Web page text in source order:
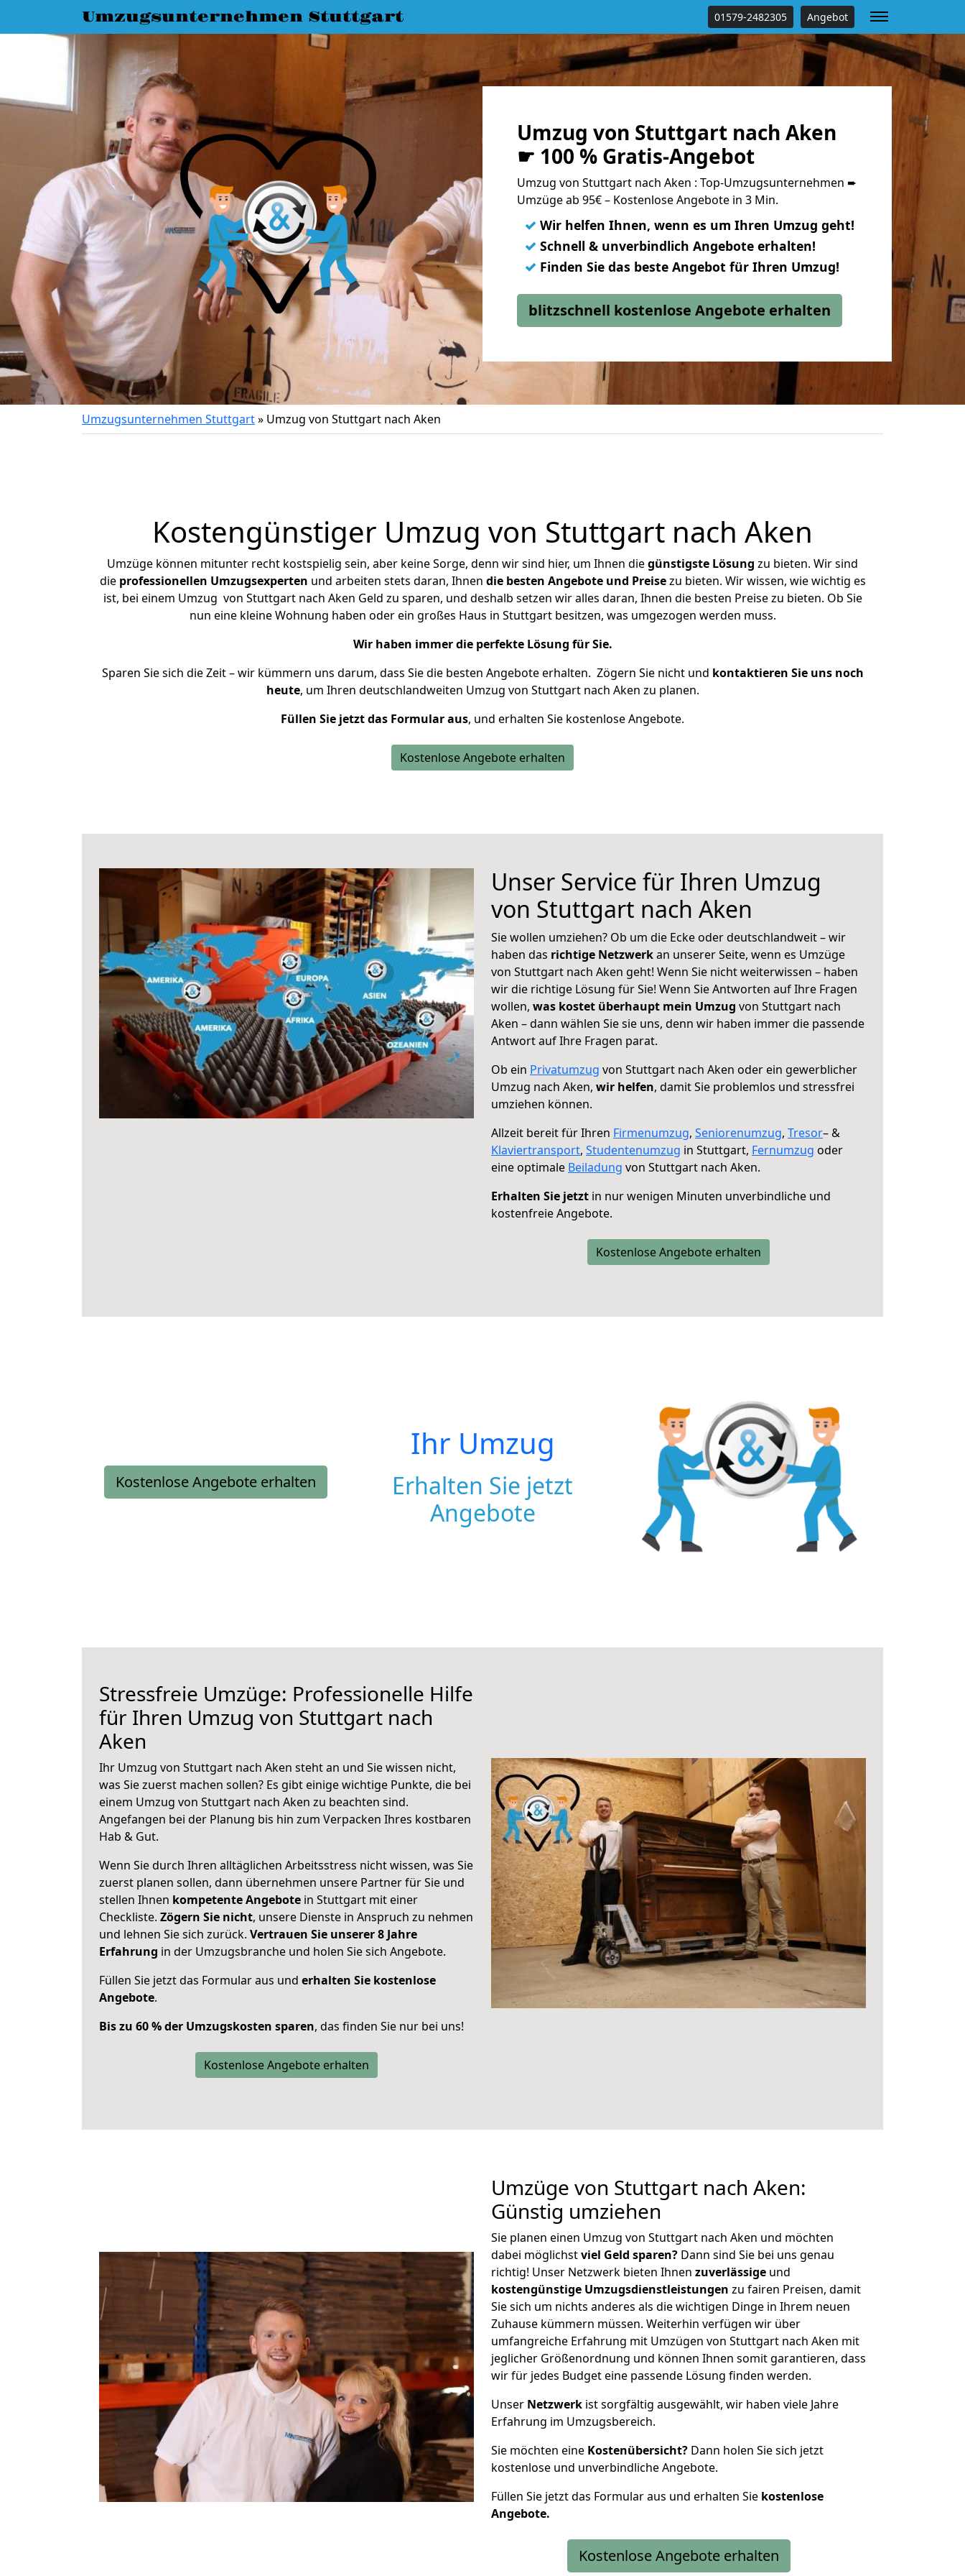
Umzugsunternehmen Stuttgart 01579-2482305 Angebot
Umzug von Stuttgart nach Aken
☛ 100 % Gratis-Angebot
Umzug von Stuttgart nach Aken : Top-Umzugsunternehmen ➨
Umzüge ab 95€ – Kostenlose Angebote in 3 Min.
✓ Wir helfen Ihnen, wenn es um Ihren Umzug geht!
✓ Schnell & unverbindlich Angebote erhalten!
✓ Finden Sie das beste Angebot für Ihren Umzug!
blitzschnell kostenlose Angebote erhalten
Umzugsunternehmen Stuttgart» Umzug von Stuttgart nach Aken
Kostengünstiger Umzug von Stuttgart nach Aken
Umzüge können mitunter recht kostspielig sein, aber keine Sorge, denn wir sind hier, um Ihnen diegünstigste Lösung zu bieten. Wir sind
die professionellen Umzugsexperten und arbeiten stets daran, Ihnen die besten Angebote und Preisezu bieten. Wir wissen, wie wichtig es
ist, bei einem Umzug von Stuttgart nach Aken Geld zu sparen, und deshalb setzen wir alles daran, Ihnen die besten Preise zu bieten. Ob Sie
nun eine kleine Wohnung haben oder ein großes Haus in Stuttgart besitzen, was umgezogen werden muss.
Wir haben immer die perfekte Lösung für Sie.
Sparen Sie sich die Zeit – wir kümmern uns darum, dass Sie die besten Angebote erhalten. Zögern Sie nicht und kontaktieren Sie uns noch
heute, um Ihren deutschlandweiten Umzug von Stuttgart nach Aken zu planen.
Füllen Sie jetzt das Formular aus, und erhalten Sie kostenlose Angebote.
Kostenlose Angebote erhalten
Unser Service für Ihren Umzug
von Stuttgart nach Aken
Sie wollen umziehen? Ob um die Ecke oder deutschlandweit – wir
haben das richtige Netzwerkan unserer Seite, wenn es Umzüge
von Stuttgart nach Aken geht! Wenn Sie nicht weiterwissen – haben
wir die richtige Lösung für Sie! Wenn Sie Antworten auf Ihre Fragen
wollen, was kostet überhaupt mein Umzug von Stuttgart nach
Aken – dann wählen Sie sie uns, denn wir haben immer die passende
Antwort auf Ihre Fragen parat.
Ob ein Privatumzug von Stuttgart nach Aken oder ein gewerblicher
Umzug nach Aken, wir helfen, damit Sie problemlos und stressfrei
umziehen können.
Allzeit bereit für Ihren Firmenumzug, Seniorenumzug, Tresor– &
Klaviertransport, Studentenumzug in Stuttgart, Fernumzug oder
eine optimale Beiladung von Stuttgart nach Aken.
Erhalten Sie jetzt in nur wenigen Minuten unverbindliche und
kostenfreie Angebote.
Kostenlose Angebote erhalten
Kostenlose Angebote erhalten
Ihr Umzug
Erhalten Sie jetzt
Angebote
Stressfreie Umzüge: Professionelle Hilfe
für Ihren Umzug von Stuttgart nach
Aken
Ihr Umzug von Stuttgart nach Aken steht an und Sie wissen nicht,
was Sie zuerst machen sollen? Es gibt einige wichtige Punkte, die bei
einem Umzug von Stuttgart nach Aken zu beachten sind.
Angefangen bei der Planung bis hin zum Verpacken Ihres kostbaren
Hab & Gut.
Wenn Sie durch Ihren alltäglichen Arbeitsstress nicht wissen, was Sie
zuerst planen sollen, dann übernehmen unsere Partner für Sie und
stellen Ihnen kompetente Angebote in Stuttgart mit einer
Checkliste. Zögern Sie nicht, unsere Dienste in Anspruch zu nehmen
und lehnen Sie sich zurück. Vertrauen Sie unserer 8 Jahre
Erfahrung in der Umzugsbranche und holen Sie sich Angebote.
Füllen Sie jetzt das Formular aus und erhalten Sie kostenlose
Angebote.
Bis zu 60 % der Umzugskosten sparen, das finden Sie nur bei uns!
Kostenlose Angebote erhalten
Umzüge von Stuttgart nach Aken:
Günstig umziehen
Sie planen einen Umzug von Stuttgart nach Aken und möchten
dabei möglichstviel Geld sparen? Dann sind Sie bei uns genau
richtig! Unser Netzwerk bieten Ihnen zuverlässige und
kostengünstige Umzugsdienstleistungen zu fairen Preisen, damit
Sie sich um nichts anderes als die wichtigen Dinge in Ihrem neuen
Zuhause kümmern müssen. Weiterhin verfügen wir über
umfangreiche Erfahrung mit Umzügen von Stuttgart nach Aken mit
jeglicher Größenordnung und können Ihnen somit garantieren, dass
wir für jedes Budget eine passende Lösung finden werden.
Unser Netzwerk ist sorgfältig ausgewählt, wir haben viele Jahre
Erfahrung im Umzugsbereich.
Sie möchten eine Kostenübersicht? Dann holen Sie sich jetzt
kostenlose und unverbindliche Angebote.
Füllen Sie jetzt das Formular aus und erhalten Sie kostenlose
Angebote.
Kostenlose Angebote erhalten